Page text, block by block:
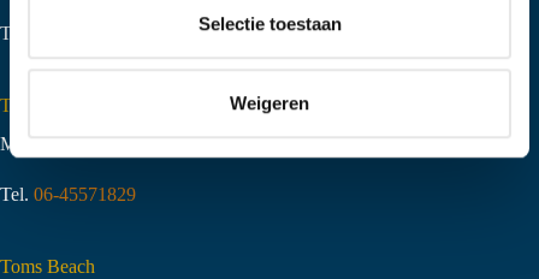
i
Selectie toestaan
Weigeren
Tel.
Toms Creek Appeltern
Molenstraat 10,6629 KJ Appeltern
Tel. 06-45571829
Toms Beach